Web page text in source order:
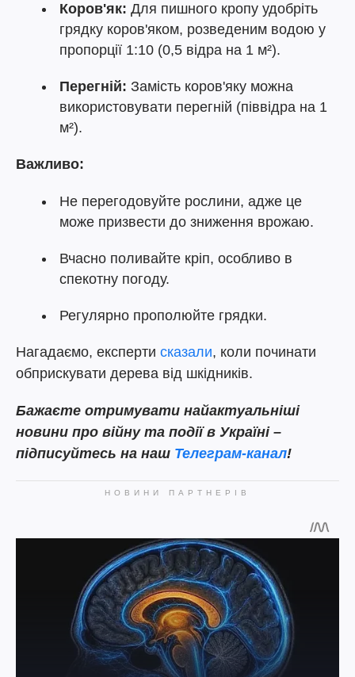
Коров'як: Для пишного кропу удобріть
грядку коров'яком, розведеним водою у
пропорції 1:10 (0,5 відра на 1 м²).
Перегній: Замість коров'яку можна
використовувати перегній (піввідра на 1
м²).
Важливо:
Не перегодовуйте рослини, адже це
може призвести до зниження врожаю.
Вчасно поливайте кріп, особливо в
спекотну погоду.
Регулярно прополюйте грядки.
Нагадаємо, експерти сказали, коли починати
обприскувати дерева від шкідників.
Бажаєте отримувати найактуальніші
новини про війну та події в Україні –
підписуйтесь на наш Телеграм-канал!